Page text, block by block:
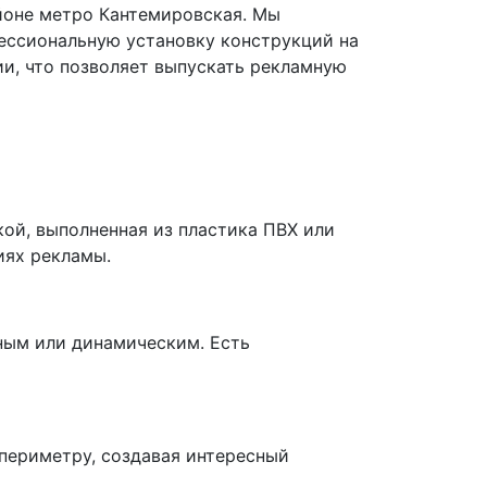
метро Кантемировская. Мы
установку конструкций на
что позволяет выпускать рекламную
выполненная из пластика ПВХ или
рекламы.
или динамическим. Есть
создавая интересный